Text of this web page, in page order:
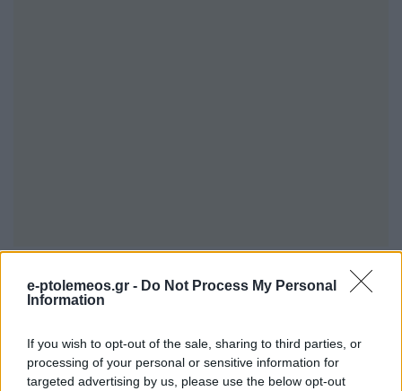
e-ptolemeos.gr - Do Not Process My Personal
Information
If you wish to opt-out of the sale, sharing to third parties, or
processing of your personal or sensitive information for
targeted advertising by us, please use the below opt-out
Τελικά, η δημιουργία ενός ζεστού σπιτιού δεν
κρύβεται σε ακριβές ανακαινίσεις, αλλά στις
διάθεση. Κλείσε το κεντρικό φως, άναψε τα
περιφερειακά φωτιστικά και δώσε στον εαυτό